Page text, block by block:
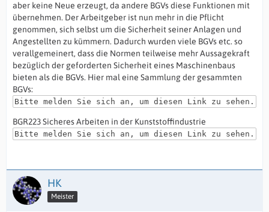
aber keine Neue erzeugt, da andere BGVs diese Funktionen mit
übernehmen. Der Arbeitgeber ist nun mehr in die Pflicht
genommen, sich selbst um die Sicherheit seiner Anlagen und
Angestellten zu kümmern. Dadurch wurden viele BGVs etc. so
verallgemeinert, dass die Normen teilweise mehr Aussagekraft
bezüglich der geforderten Sicherheit eines Maschinenbaus
bieten als die BGVs. Hier mal eine Sammlung der gesammten
BGVs:
Bitte melden Sie sich an, um diesen Link zu sehen.
BGR223 Sicheres Arbeiten in der Kunststoffindustrie
Bitte melden Sie sich an, um diesen Link zu sehen.
HK
Meister